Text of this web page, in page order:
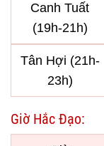
Canh Tuất
(19h-21h)
Tân Hợi (21h-
23h)
Giờ Hắc Đạo: